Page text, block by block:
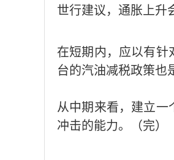
世行建议，通胀上升
在短期内，应以有
台的汽油减税政策也
从中期来看，建立
冲击的能力。（完）